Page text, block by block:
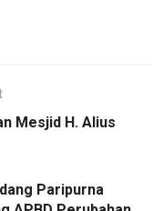
Mesjid H. Alius
Paripurna